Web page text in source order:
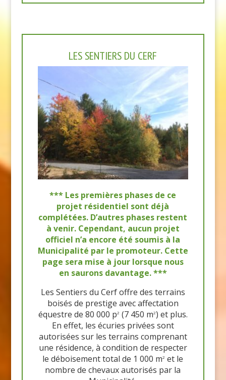
LES SENTIERS DU CERF
*** Les premières phases de ce
projet résidentiel sont déjà
complétées. D’autres phases restent
à venir. Cependant, aucun projet
officiel n’a encore été soumis à la
Municipalité par le promoteur. Cette
page sera mise à jour lorsque nous
en saurons davantage. ***
Les Sentiers du Cerf offre des terrains
boisés de prestige avec affectation
équestre de 80 000 p2 (7 450 m2) et plus.
En effet, les écuries privées sont
autorisées sur les terrains comprenant
une résidence, à condition de respecter
le déboisement total de 1 000 m2 et le
nombre de chevaux autorisés par la